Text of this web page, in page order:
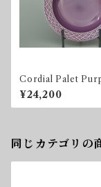
Cordial Palet
Bowl
¥24,200
同じカテゴリの